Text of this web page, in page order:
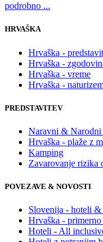
podrobno ...
HRVAŠKA
Hrvaška -
Hrvaška -
Hrvaška - vreme
Hrvaška -
PREDSTAVITEV
Naravni & Narodni
Hrvaška - plaže z
Kamping
Zavarovanje rizika
POVEZAVE & NOVOSTI
Slovenija - hoteli &
Hrvaška -
Hoteli - All